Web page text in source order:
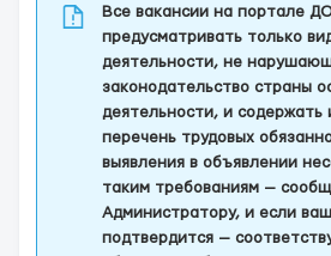
Все вакансии на портале
предусматривать только
деятельности, не
законодательство страны
деятельности, и
перечень трудовых
выявления в объявлении
таким требованиям —
Администратору, и если
подтвердится —